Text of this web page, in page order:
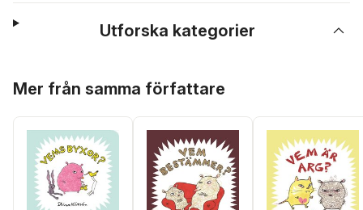
Utforska kategorier
Mer från samma författare